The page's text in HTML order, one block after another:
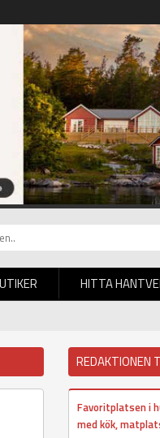
HITTA
REDAKTIONEN
Favoritplatsen i
med kök,